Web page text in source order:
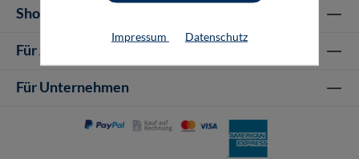
Shop-Service
Für Autor-/innen
Für Unternehmen
Impressum Datenschutz